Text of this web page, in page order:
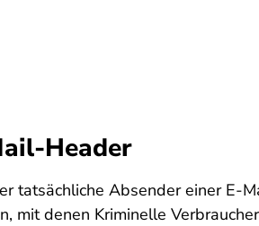
Header
tatsächliche Absender einer E-
mit denen Kriminelle